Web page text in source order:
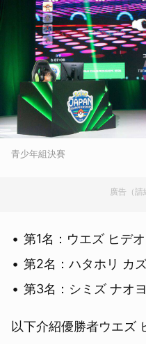
青少年組決賽
廣告（請
第1名：ウエズ ヒデオ
第2名：ハタホリ カ
第3名：シミズ ナオ
以下介紹優勝者ウエズ